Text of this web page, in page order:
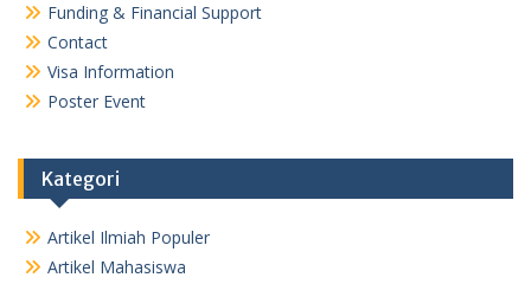
Funding & Financial Support
Contact
Visa Information
Poster Event
Kategori
Artikel Ilmiah Populer
Artikel Mahasiswa